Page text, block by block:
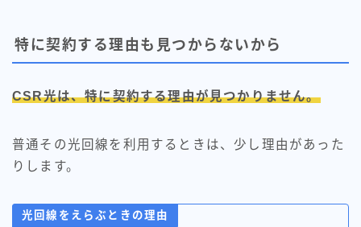
特に契約する理由も見つからないから
CSR光は、特に契約する理由が見つかりません。
普通その光回線を利用するときは、少し理由があった
りします。
光回線をえらぶときの理由